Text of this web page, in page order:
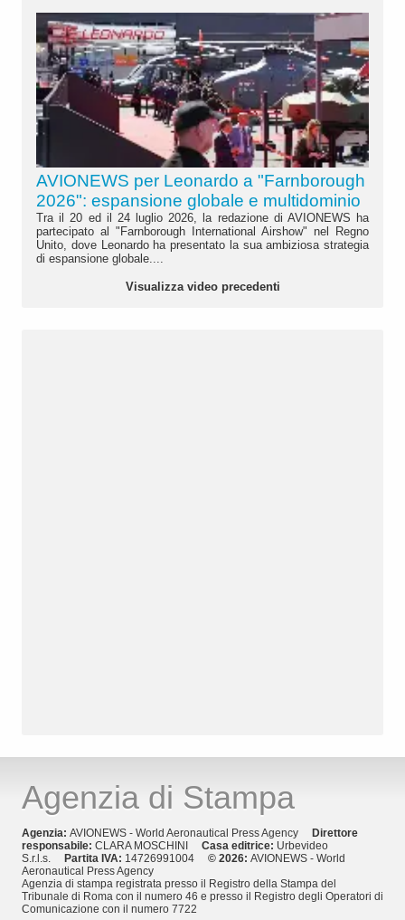
AVIONEWS per Leonardo a "Farnborough
2026": espansione globale e multidominio
Tra il 20 ed il 24 luglio 2026, la redazione di AVIONEWS ha
partecipato al "Farnborough International Airshow" nel Regno
Unito, dove Leonardo ha presentato la sua ambiziosa strategia
di espansione globale....
Visualizza video precedenti
Agenzia di Stampa
Agenzia: AVIONEWS - World Aeronautical Press Agency
Direttore
responsabile: CLARA MOSCHINI Casa editrice: Urbevideo
S.r.l.s.
Partita IVA: 14726991004 © 2026: AVIONEWS - World
Aeronautical Press Agency
Agenzia di stampa registrata presso il Registro della Stampa del
Tribunale di Roma con il numero 46 e presso il Registro degli Operatori di
Comunicazione con il numero 7722